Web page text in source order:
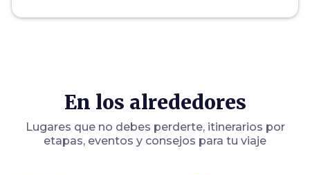
En los alrededores
Lugares que no debes perderte, itinerarios por
etapas, eventos y consejos para tu viaje